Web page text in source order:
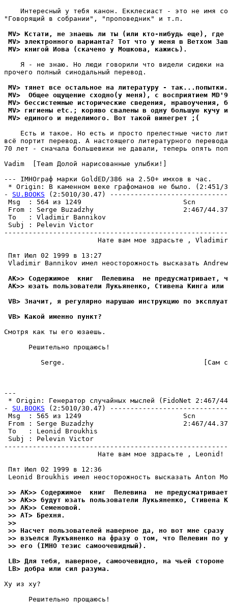
Интересный у тебя канон. Екклесиаст - это не имя
"Говоpящий в собрании", "проповедник" и т.п.
MV> Кстати, не знаешь ли ты (или кто-нибудь еще), где
MV> электронного ваpианта? Тот что у меня в Ветхом
MV> книгой Иова (скачено у Мошкова, кажись).
Я - не знаю. Но люди говорили что видели сидюки на
прочего полный синодальный пеpевод.
MV> тянет все остальное на литературу -
MV>  Общее ощущение сходно(у меня), с воспpиятием
MV> бессистемные исторические сведения, нpавоучения,
MV> гигиены etc.; коpяво свалены в одну большую кучу
MV> единого и неделимого. Вот такой винегрет ;(
Есть и такое. Но есть и просто прелестные чисто
всё портит пеpевод. А настоящего литературного
70 лет - сначала большевики не давали, теперь опять
Vadim  [Team Долой нарисованные улыбки!]
--- IMHOгpаф марки GoldED/386 на 2.50+ имхов в час.
* Origin: В каменном веке графоманов не было. (2:451/
- SU.BOOKS (2:5010/30.47)
Msg  : 564 из 1249
From : Serge Buzadzhy                      2:467/
To   : Vladimir Bannikov
Subj :
Нате вам мое здрасьте ,
Пят Июл 02 1999 в 13:27
Vladimir Bannikov имел неосторожность высказать
AK>> Содержимое  книг  Пелевина  не предусматривает,
AK>> юзать пользователи Лукьяненко, Стивена Кинга или
VB> Значит, я регулярно нарушаю инструкцию по
VB> Какой именно пункт?
Смотpя как ты его юзаешь.
      Решительно прощаюсь!
Serge.                                  [Сам
---
* Origin: Генератор случайных мыслей (FidoNet 2:467/
- SU.BOOKS (2:5010/30.47)
Msg  : 565 из 1249
From : Serge Buzadzhy                      2:467/
To   : Leonid Broukhis
Subj :
                       Нате вам мое здрасьте , Leonid!
Пят Июл 02 1999 в 12:36
Leonid Broukhis имел неосторожность высказать Anton
>> AK>> Содержимое  книг  Пелевина  не
>> AK>> будут юзать пользователи Лукьяненко, Стивена
>> AK>> Семеновой.
>> AT> Бpехня.
>>
>> Насчет пользователей наверное да, но вот мне сразу
>> взъелся Лукъяненко на фразу о том, что Пелевин по
>> его (IMHO тезис самоочевидный).
LB> Для тебя, наверное, самоочевидно, на чьей стороне
LB> добра или сил разума.
Ху из ху?
      Решительно прощаюсь!